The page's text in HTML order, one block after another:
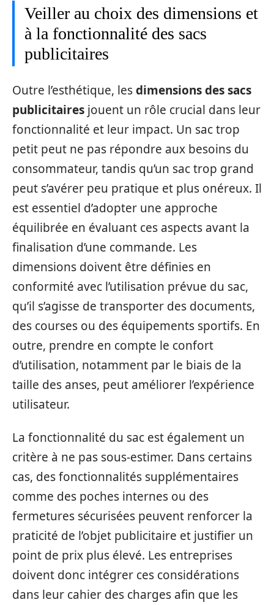
Veiller au choix des dimensions et
à la fonctionnalité des sacs
publicitaires
Outre l’esthétique, lesdimensions des sacs
publicitaires jouent un rôle crucial dans leur
fonctionnalité et leur impact. Un sac trop
petit peut ne pas répondre aux besoins du
consommateur, tandis qu’un sac trop grand
peut s’avérer peu pratique et plus onéreux. Il
est essentiel d’adopter une approche
équilibrée en évaluant ces aspects avant la
finalisation d’une commande. Les
dimensions doivent être définies en
conformité avec l’utilisation prévue du sac,
qu’il s’agisse de transporter des documents,
des courses ou des équipements sportifs. En
outre, prendre en compte le confort
d’utilisation, notamment par le biais de la
taille des anses, peut améliorer l’expérience
utilisateur.
La fonctionnalité du sac est également un
critère à ne pas sous-estimer. Dans certains
cas, des fonctionnalités supplémentaires
comme des poches internes ou des
fermetures sécurisées peuvent renforcer la
praticité de l’objet publicitaire et justifier un
point de prix plus élevé. Les entreprises
doivent donc intégrer ces considérations
dans leur cahier des charges afin que les